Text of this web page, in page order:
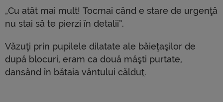
„Cu atât mai mult! Tocmai când e stare de urgenţă
nu stai să te pierzi în detalii”.
Văzuţi prin pupilele dilatate ale băieţaşilor de
după blocuri, eram ca două măşti purtate,
dansând în bătaia vântului călduţ.